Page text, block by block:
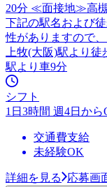
20分 ≪面接地≫高
下記の駅名および
性がありますので、
上牧(大阪)駅より
駅より車9分
シフト
1日3時間 週4日から
交通費支給
未経験OK
詳細を見る 応募画